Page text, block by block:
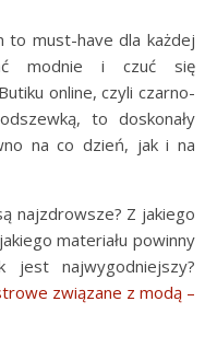
to must-have dla każdej
modnie i czuć się
online, czyli czarno-
to doskonały
na co dzień, jak i na
najzdrowsze? Z jakiego
materiału powinny
jest najwygodniejszy?
związane z modą –